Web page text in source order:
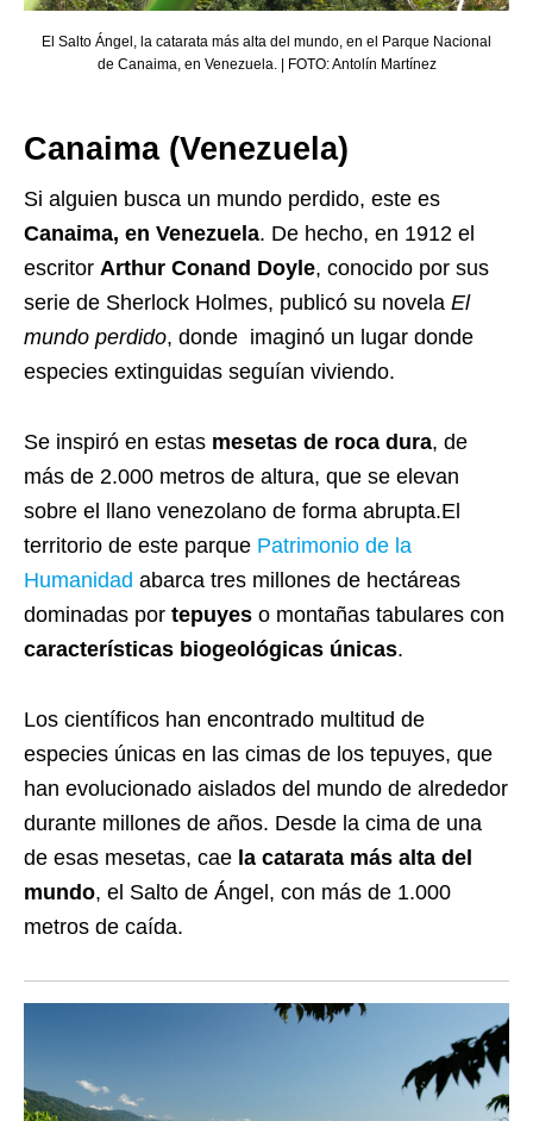
El Salto Ángel, la catarata más alta del mundo, en el Parque Nacional
de Canaima, en Venezuela. | FOTO: Antolín Martínez
Canaima (Venezuela)
Si alguien busca un mundo perdido, este es
Canaima, en Venezuela. De hecho, en 1912 el
escritor Arthur Conand Doyle, conocido por sus
serie de Sherlock Holmes, publicó su novela El
mundo perdido, donde imaginó un lugar donde
especies extinguidas seguían viviendo.
Se inspiró en estas mesetas de roca dura, de
más de 2.000 metros de altura, que se elevan
sobre el llano venezolano de forma abrupta.El
territorio de este parque Patrimonio de la
Humanidad abarca tres millones de hectáreas
dominadas por tepuyes o montañas tabulares con
características biogeológicas únicas.
Los científicos han encontrado multitud de
especies únicas en las cimas de los tepuyes, que
han evolucionado aislados del mundo de alrededor
durante millones de años. Desde la cima de una
de esas mesetas, cae la catarata más alta del
mundo, el Salto de Ángel, con más de 1.000
metros de caída.